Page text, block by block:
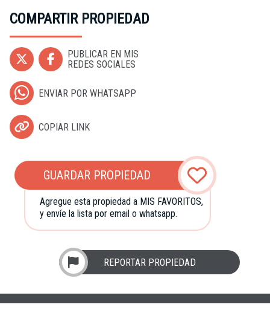
COMPARTIR PROPIEDAD
PUBLICAR EN MIS
REDES SOCIALES
ENVIAR POR WHATSAPP
COPIAR LINK
GUARDAR PROPIEDAD
Agregue esta propiedad a MIS FAVORITOS,
y envíe la lista por email o whatsapp.
REPORTAR PROPIEDAD